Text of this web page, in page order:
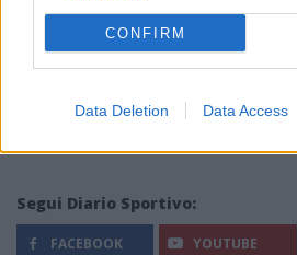
CONFIRM
Data Deletion Data Access
Segui Diario Sportivo:
FACEBOOK YOUTUBE